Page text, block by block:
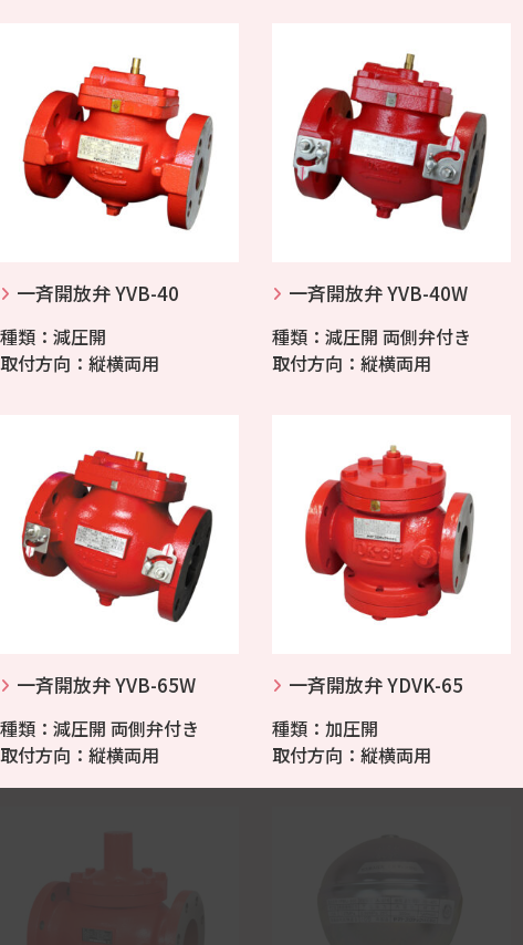
一斉開放弁 YVB-40
種類：減圧開
取付方向：縦横両用
一斉開放弁 YVB-40W
種類：減圧開 両側弁付き
取付方向：縦横両用
一斉開放弁 YVB-65W
種類：減圧開 両側弁付き
取付方向：縦横両用
一斉開放弁 YDVK-65
種類：加圧開
取付方向：縦横両用